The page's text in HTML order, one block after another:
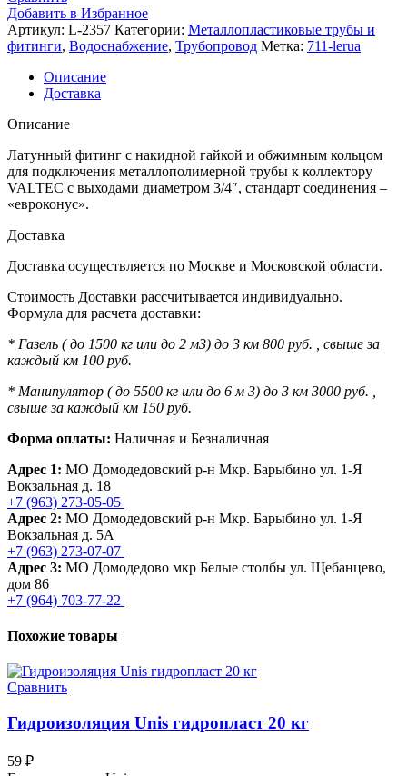
Добавить в Избранное
Артикул: L-2357 Категории: Металлопластиковые трубы и
фитинги, Водоснабжение, Трубопровод Метка: 711-lerua
Описание
Доставка
Описание
Латунный фитинг с накидной гайкой и обжимным кольцом
для подключения металлополимерной трубы к коллектору
VALTEC с выходами диаметром 3/4″, стандарт соединения –
«евроконус».
Доставка
Доставка осуществляется по Москве и Московской области.
Стоимость Доставки рассчитывается индивидуально.
Формула для расчета доставки:
* Газель ( до 1500 кг или до 2 м3) до 3 км 800 руб. , свыше за
каждый км 100 руб.
* Манипулятор ( до 5500 кг или до 6 м 3) до 3 км 3000 руб. ,
свыше за каждый км 150 руб.
Форма оплаты: Наличная и Безналичная
Адрес 1: МО Домодедовский р-н Мкр. Барыбино ул. 1-Я
Вокзальная д. 18
+7 (963) 273-05-05
Адрес 2: МО Домодедовский р-н Мкр. Барыбино ул. 1-Я
Вокзальная д. 5А
+7 (963) 273-07-07
Адрес 3: МО Домодедово мкр Белые столбы ул. Щебанцево,
дом 86
+7 (964) 703-77-22
Похожие товары
Сравнить
Гидроизоляция Unis гидропласт 20 кг
59 ₽